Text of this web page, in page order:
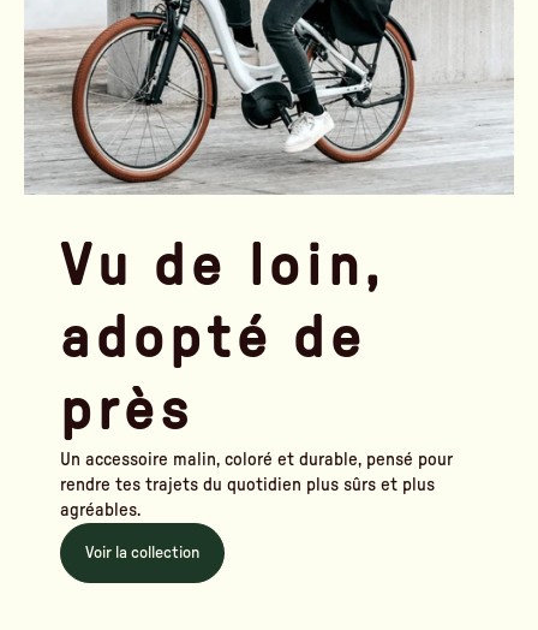
Vu de loin,
adopté de
près
Un accessoire malin, coloré et durable, pensé pour
rendre tes trajets du quotidien plus sûrs et plus
agréables.
Voir la collection